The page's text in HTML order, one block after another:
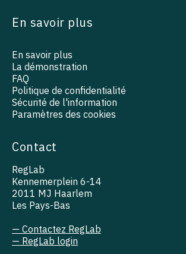
En savoir plus
En savoir plus
La démonstration
FAQ
Politique de confidentialité
Sécurité de l'information
Paramètres des cookies
Contact
RegLab
Kennemerplein 6-14
2011 MJ Haarlem
Les Pays-Bas
— Contactez RegLab
— RegLab login